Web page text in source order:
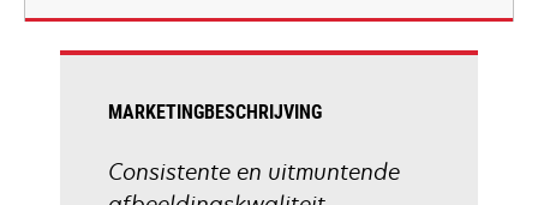
MARKETINGBESCHRIJVING
Consistente en uitmuntende